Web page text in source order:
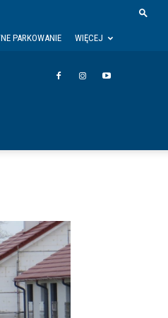
PARKOWANIE WIĘCEJ